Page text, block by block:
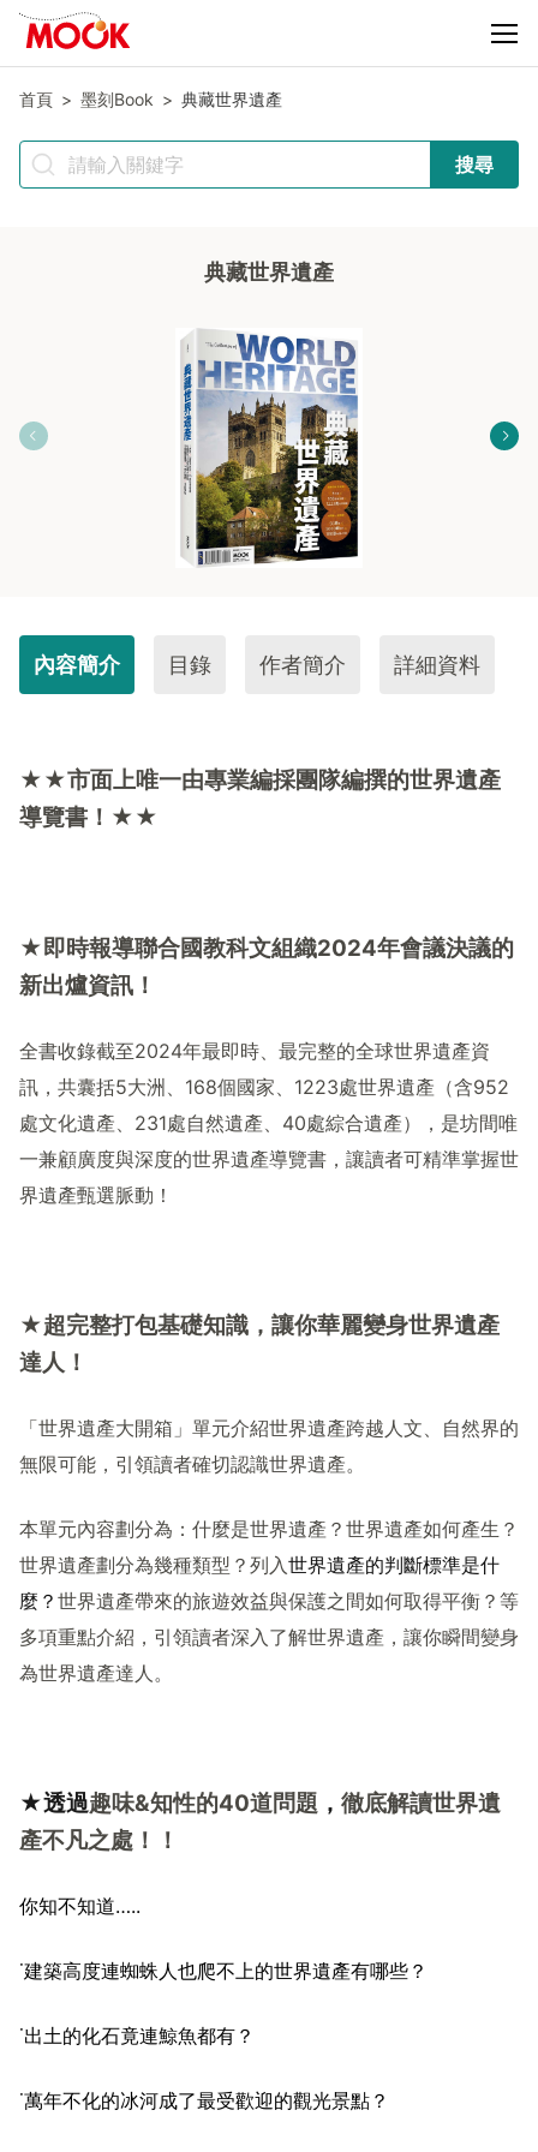
首頁 墨刻Book 典藏世界遺產
搜尋
典藏世界遺產
內容簡介 目錄 作者簡介 詳細資料
★★市面上唯一由專業編採團隊編撰的世界遺產
導覽書！ ★★
★即時報導聯合國教科文組織2024年會議決議的
新出爐資訊！
全書收錄截至2024年最即時、最完整的全球世界遺產資
訊，共囊括5大洲、 168個國家、 1223處世界遺產（含952
處文化遺產、 231處自然遺產、 40處綜合遺產），是坊間唯
一兼顧廣度與深度的世界遺產導覽書，讓讀者可精準掌握世
界遺產甄選脈動！
★超完整打包基礎知識，讓你華麗變身世界遺產
達人！
「世界遺產大開箱」單元介紹世界遺產跨越人文、自然界的
無限可能，引領讀者確切認識世界遺產。
本單元內容劃分為： 什麼是世界遺產？ 世界遺產如何產生？
世界遺產劃分為幾種類型？ 列入世界遺產的判斷標準是什
麼？ 世界遺產帶來的旅遊效益與保護之間如何取得平衡？等
多項重點介紹，引領讀者深入了解世界遺產，讓你瞬間變身
為世界遺產達人。
★透過趣味&知性的40道問題 ， 徹底解讀世界遺
產不凡之處！！
你知不知道…..
˙建築高度連蜘蛛人也爬不上的世界遺產有哪些？
˙出土的化石竟連鯨魚都有？
˙萬年不化的冰河成了最受歡迎的觀光景點？